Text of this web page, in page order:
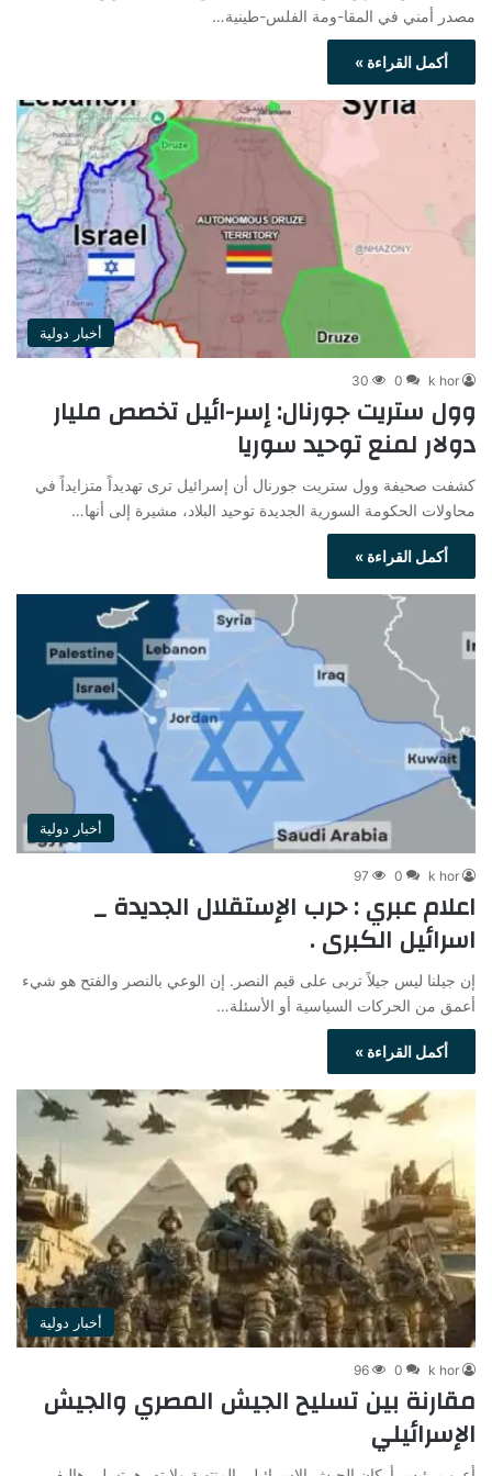
مصدر أمني في المقا-ومة الفلس-طينية…
أكمل القراءة »
أخبار دولية
k hor
0
30
وول ستريت جورنال: إسر-ائيل تخصص مليار
دولار لمنع توحيد سوريا
كشفت صحيفة وول ستريت جورنال أن إسرائيل ترى تهديداً متزايداً في
محاولات الحكومة السورية الجديدة توحيد البلاد، مشيرة إلى أنها…
أكمل القراءة »
أخبار دولية
k hor
0
97
اعلام عبري : حرب الإستقلال الجديدة _
اسرائيل الكبرى .
إن جيلنا ليس جيلاً تربى على قيم النصر. إن الوعي بالنصر والفتح هو شيء
أعمق من الحركات السياسية أو الأسئلة…
أكمل القراءة »
أخبار دولية
k hor
0
96
مقارنة بين تسليح الجيش المصري والجيش
الإسرائيلي